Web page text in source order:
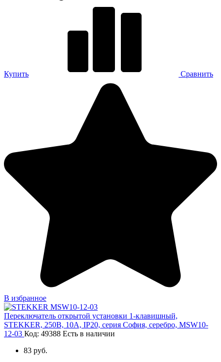
Купить Сравнить
В избранное
Переключатель открытой установки 1-клавишный,
STEKKER, 250В, 10А, IP20, серия София, серебро, MSW10-
12-03 Код: 49388 Есть в наличии
83 руб.